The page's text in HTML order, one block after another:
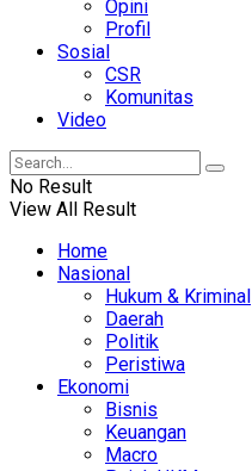
Opini
Profil
Sosial
CSR
Komunitas
Video
No Result
View All Result
Home
Nasional
Hukum & Kriminal
Daerah
Politik
Peristiwa
Ekonomi
Bisnis
Keuangan
Macro